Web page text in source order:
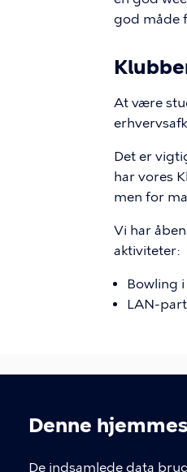
Denne
De indsamlede data
god måde
At være
Det er
har vores
men for
Vi har
aktiviteter:
Bowling
LAN-
KONTAKT